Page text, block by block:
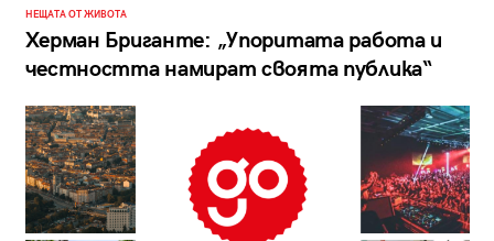
НЕЩАТА ОТ ЖИВОТА
Херман Бриганте: „Упоритата работа и
честността намират своята публика“